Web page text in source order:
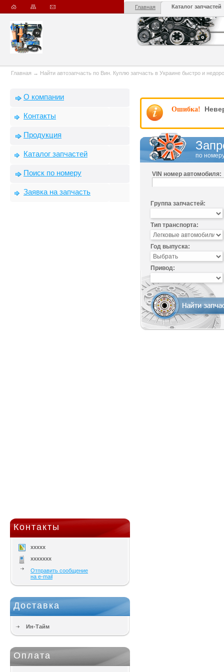
Главная Каталог запчастей
Главная → Найти автозапчасть по Вин. Куплю запчасть в Украине быстро и
О компании
Контакты
Продукция
Каталог запчастей
Поиск по номеру
Заявка на запчасть
Контакты
xxxxx
xxxxxxx
Отправить сообщение
на e-mail
Доставка
Ин-Тайм
Оплата
Ошибка!
по
VIN номер автомобиля:
Группа запчастей:
Тип транспорта:
Год выпуска:
Привод: